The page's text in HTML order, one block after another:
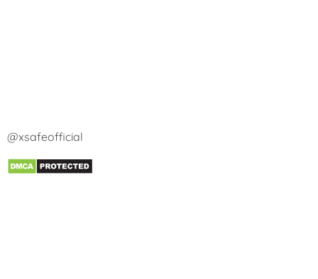
@xsafeofficial